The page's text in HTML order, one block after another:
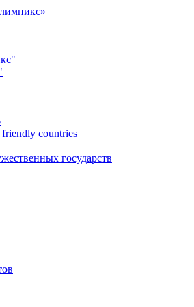
countries
государств